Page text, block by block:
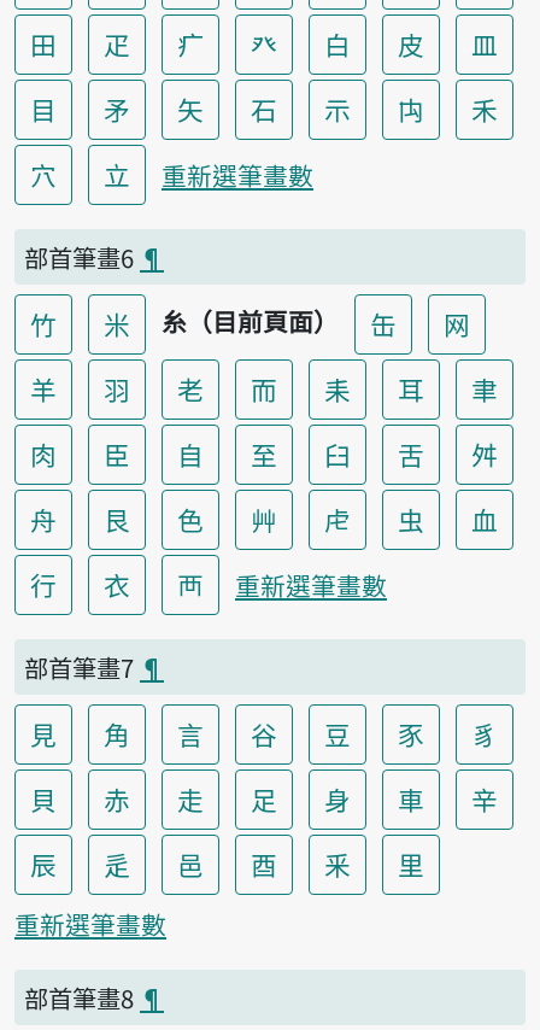
田
疋 疒 癶 白 皮
皿
目
矛 矢 石 示 禸
禾
穴
立 重新選筆畫數
部首筆畫6 ¶
竹 米 糸（目前頁面） 缶
网
羊
羽 老 而 耒 耳
聿
肉
臣 自 至 臼 舌
舛
舟
艮 色 艸 虍 虫
血
行
衣 襾 重新選筆畫數
部首筆畫7 ¶
見 角 言 谷 豆 豕
豸
貝
赤 走 足 身 車
辛
辰
辵 邑 酉 釆 里
重新選筆畫數
部首筆畫8 ¶